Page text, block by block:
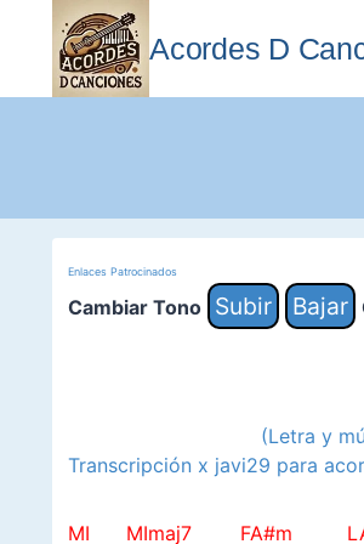
contenido
Acordes D
Enlaces Patrocinados
Cambiar Tono Subir Bajar
(Letra y
Transcripción x javi29 para
MI MImaj7 FA#m